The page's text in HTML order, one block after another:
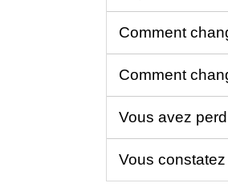
Comment
Comment
Vous avez
Vous